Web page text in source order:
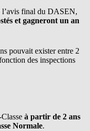
l’avis final du DASEN,
et gagneront un an
pouvait exister entre 2
des inspections
à partir de 2 ans
Normale.